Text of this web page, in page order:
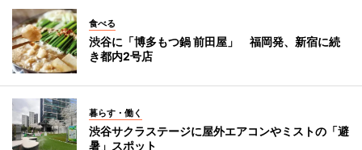
食べる
渋谷に「博多もつ鍋 前田屋」 福岡発、新宿に続
き都内2号店
暮らす・働く
渋谷サクラステージに屋外エアコンやミストの「避
暑」スポット